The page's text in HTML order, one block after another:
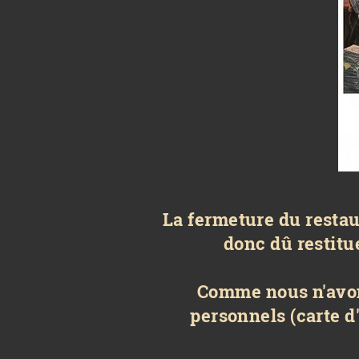
La fermeture du
donc dû
Comme nous
personnels (carte